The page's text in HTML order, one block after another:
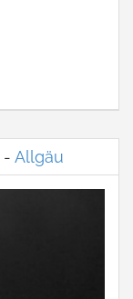
- Allgäu